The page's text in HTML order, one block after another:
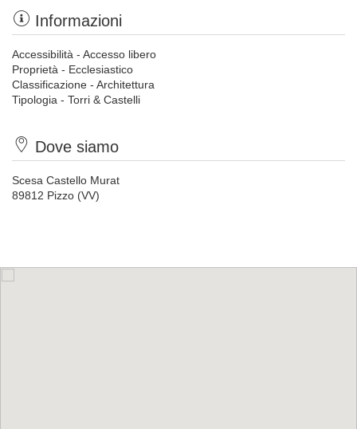
Informazioni
Accessibilità - Accesso libero
Proprietà - Ecclesiastico
Classificazione - Architettura
Tipologia - Torri & Castelli
Dove siamo
Scesa Castello Murat
89812 Pizzo (VV)